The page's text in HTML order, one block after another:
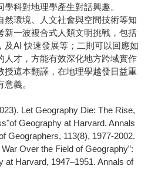
科對地理學產生對話興趣。
環境、人文社會與空間技術等知
新一波複合式人類文明挑戰，包括
及AI 快速發展等；二則可以回應如
人才，方能有效深化地方跨域實作
授這本翻譯，在地理學越發日益重
義。
Let Geography Die: The Rise,
Geography at Harvard. Annals
Geographers, 113(8), 1977-2002.
Over the Field of Geography”:
at Harvard, 1947–1951. Annals of